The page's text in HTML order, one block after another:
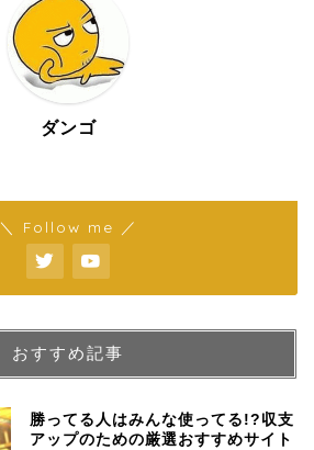
ダンゴ
＼ Follow me ／
おすすめ記事
勝ってる人はみんな使ってる!?収支
アップのための厳選おすすめサイト